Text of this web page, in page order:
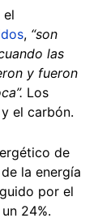
el
, “son
las
y fueron
Los
el carbón.
de
la energía
por el
24%.